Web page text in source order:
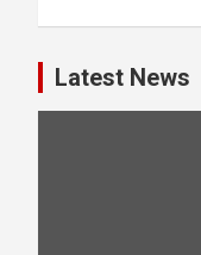
Latest News